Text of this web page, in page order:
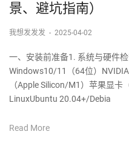
景、避坑指南）
我想发发发 - 2025-04-02
一、安装前准备1. 系统与硬件
Windows10/11（64位）
（Apple Silicon/M1）苹果显卡
LinuxUbuntu 20.04+/Debia
Read More